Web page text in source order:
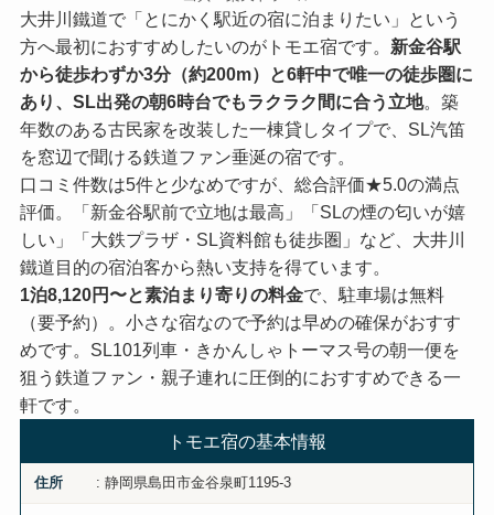
大井川鐵道で「とにかく駅近の宿に泊まりたい」という
方へ最初におすすめしたいのがトモエ宿です。 新金谷駅
から徒歩わずか3分（約200m）と6軒中で唯一の徒歩圏に
あり、SL出発の朝6時台でもラクラク間に合う立地。築
年数のある古民家を改装した一棟貸しタイプで、SL汽笛
を窓辺で聞ける鉄道ファン垂涎の宿です。
口コミ件数は5件と少なめですが、総合評価★5.0の満点
評価。「新金谷駅前で立地は最高」「SLの煙の匂いが嬉
しい」「大鉄プラザ・SL資料館も徒歩圏」など、大井川
鐵道目的の宿泊客から熱い支持を得ています。
1泊8,120円〜と素泊まり寄りの料金で、駐車場は無料
（要予約）。小さな宿なので予約は早めの確保がおすす
めです。SL101列車・きかんしゃトーマス号の朝一便を
狙う鉄道ファン・親子連れに圧倒的におすすめできる一
軒です。
トモエ宿の基本情報
住所 : 静岡県島田市金谷泉町1195-3